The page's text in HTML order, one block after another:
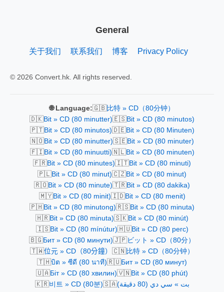
General
关于我们 联系我们 博客 Privacy Policy
© 2026 Convert.hk. All rights reserved.
🌐 Language:🇬🇧比特 » CD（80分钟）
🇩🇰Bit » CD (80 minutter)🇪🇸Bit » CD (80 minutos)
🇵🇹Bit » CD (80 minutos)🇩🇪Bit » CD (80 Minuten)
🇳🇴Bit » CD (80 minutter)🇸🇪Bit » CD (80 minuter)
🇫🇮Bit » CD (80 minuutti)🇳🇱Bit » CD (80 minuten)
🇫🇷Bit » CD (80 minutes)🇮🇹Bit » CD (80 minuti)
🇵🇱Bit » CD (80 minut)🇨🇿Bit » CD (80 minut)
🇷🇴Bit » CD (80 minute)🇹🇷Bit » CD (80 dakika)
🇲🇾Bit » CD (80 minit)🇮🇩Bit » CD (80 menit)
🇵🇭Bit » CD (80 minutong)🇷🇸Bit » CD (80 minuta)
🇭🇷Bit » CD (80 minuta)🇸🇰Bit » CD (80 minút)
🇮🇸Bit » CD (80 mínútur)🇭🇺Bit » CD (80 perc)
🇧🇬Бит » CD (80 минути)🇯🇵ビット » CD（80分）
🇹🇼位元 » CD（80分鐘） 🇨🇳比特 » CD（80分钟）
🇹🇭บิต » ซีดี (80 นาที)🇷🇺Бит » CD (80 минут)
🇺🇦Біт » CD (80 хвилин)🇻🇳Bit » CD (80 phút)
🇰🇷비트 » CD (80분)🇸🇦 بت » سي دي (80 دقيقة)